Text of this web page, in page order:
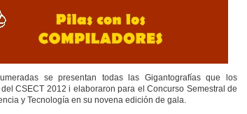
se presentan todas las Gigantografías que los
CSECT 2012 i elaboraron para el Concurso Semestral de
y Tecnología en su novena edición de gala.